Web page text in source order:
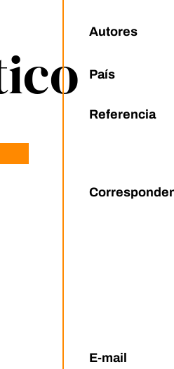
Autores
País
Referencia
E-mail